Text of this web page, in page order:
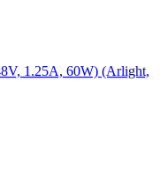
1.25A, 60W) (Arlight,